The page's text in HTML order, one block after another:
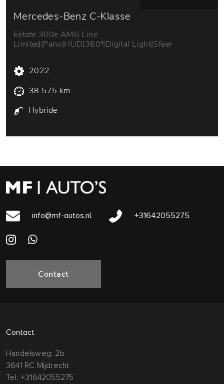
Mercedes-Benz C-Klasse
Estate 300e AMG Line
Limited|Pano|HUD|360º|Digital Light|Sfeer
2022
38.575 km
Hybride
info@mf-autos.nl +31642055275
Contact
Contact
Handelsweg: 2b
3641 RC Mijdrecht
Tel: +31642055275